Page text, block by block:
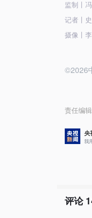
监制丨
记者丨
摄像丨
©2026
责任编辑
央
我
评论